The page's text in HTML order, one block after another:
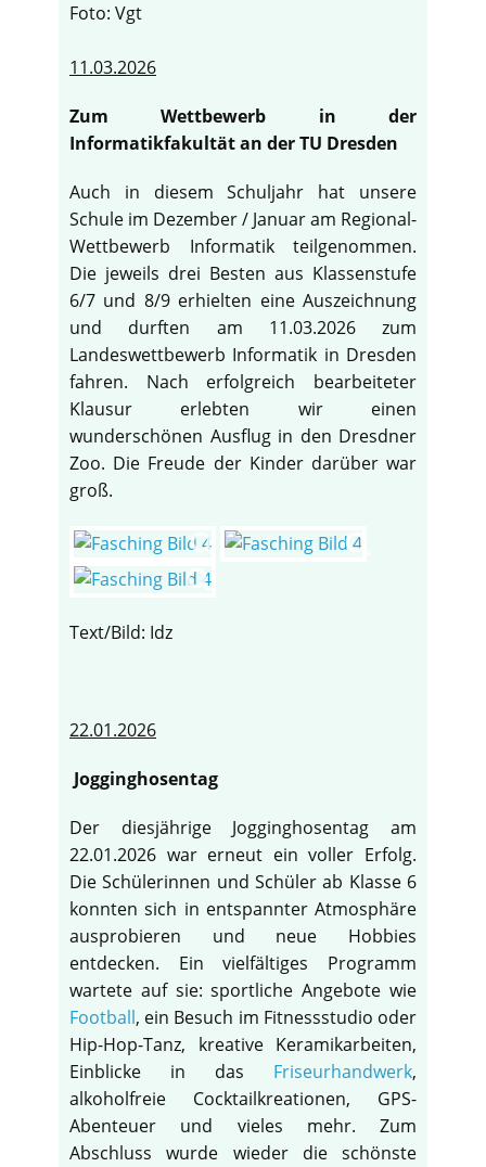
Foto: Vgt
11.03.2026
Zum Wettbewerb in der
Informatikfakultät an der TU Dresden
Auch in diesem Schuljahr hat unsere
Schule im Dezember / Januar am Regional-
Wettbewerb Informatik teilgenommen.
Die jeweils drei Besten aus Klassenstufe
6/7 und 8/9 erhielten eine Auszeichnung
und durften am 11.03.2026 zum
Landeswettbewerb Informatik in Dresden
fahren. Nach erfolgreich bearbeiteter
Klausur erlebten wir einen
wunderschönen Ausflug in den Dresdner
Zoo. Die Freude der Kinder darüber war
groß.
Text/Bild: Idz
22.01.2026
Jogginghosentag
Der diesjährige Jogginghosentag am
22.01.2026 war erneut ein voller Erfolg.
Die Schülerinnen und Schüler ab Klasse 6
konnten sich in entspannter Atmosphäre
ausprobieren und neue Hobbies
entdecken. Ein vielfältiges Programm
wartete auf sie: sportliche Angebote wie
Football, ein Besuch im Fitnessstudio oder
Hip-Hop-Tanz, kreative Keramikarbeiten,
Einblicke in das Friseurhandwerk,
alkoholfreie Cocktailkreationen, GPS-
Abenteuer und vieles mehr. Zum
Abschluss wurde wieder die schönste